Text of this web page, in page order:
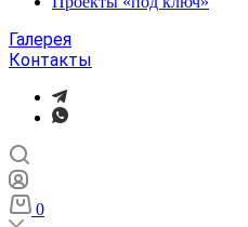
Галерея
Контакты
0